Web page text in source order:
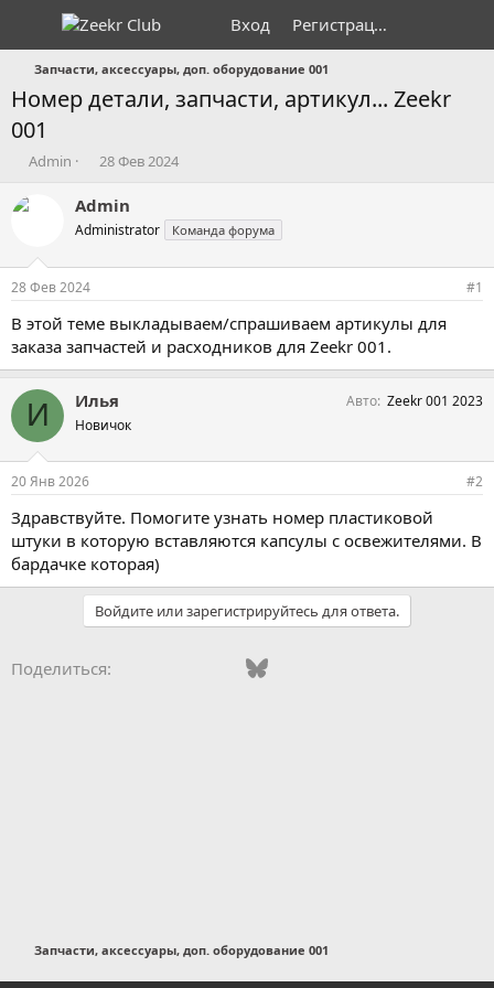
Вход Регистрация
Запчасти, аксессуары, доп. оборудование 001
Номер детали, запчасти, артикул... Zeekr
001
А
т
т
е
м
ы
Admin
Д
т
а
н
а
л
28 Фев 2024
Admin
Administrator Команда форума
28 Фев 2024 #1
В этой теме выкладываем/спрашиваем артикулы для
заказа запчастей и расходников для Zeekr 001.
И Илья
Новичок
Авто Zeekr 001 2023
20 Янв 2026 #2
Здравствуйте. Помогите узнать номер пластиковой
штуки в которую вставляются капсулы с освежителями. В
бардачке которая)
Войдите или зарегистрируйтесь для ответа.
Поделиться: Odnoklassniki
Mail.ruBluesky
Запчасти, аксессуары, доп. оборудование 001